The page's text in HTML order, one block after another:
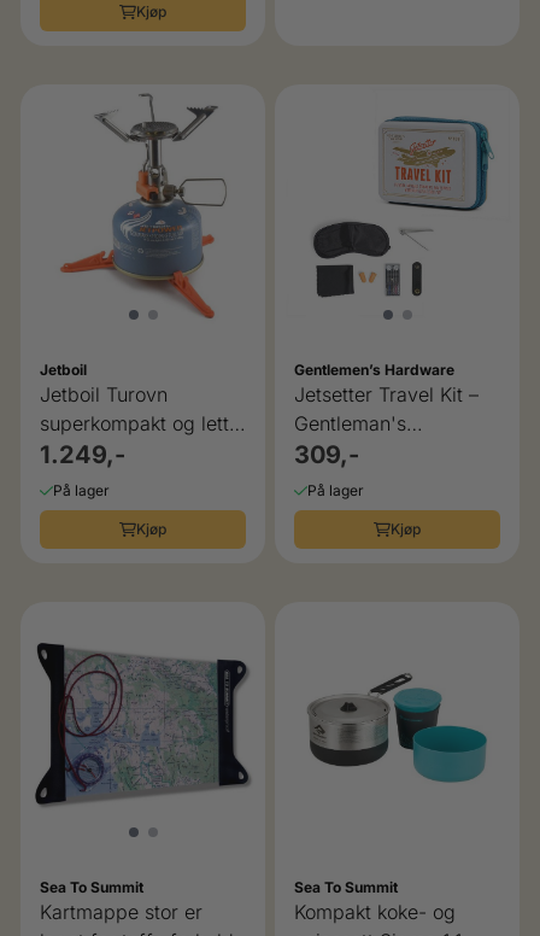
Kjøp
Jetboil
Jetboil Turovn
superkompakt og lett
MightyMo
1.249,-
På lager
Kjøp
Gentlemen’s Hardware
Jetsetter Travel Kit –
Gentleman's
Hardware
309,-
På lager
Kjøp
Sea To Summit
Kartmappe stor er
Sea To Summit
Kompakt koke- og